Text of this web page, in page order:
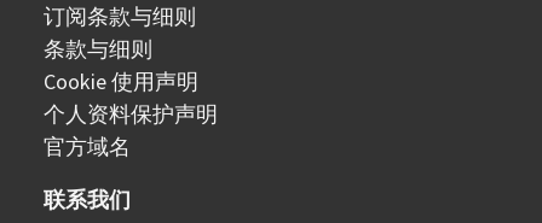
订阅条款与细则
条款与细则
Cookie 使用声明
个人资料保护声明
官方域名
联系我们